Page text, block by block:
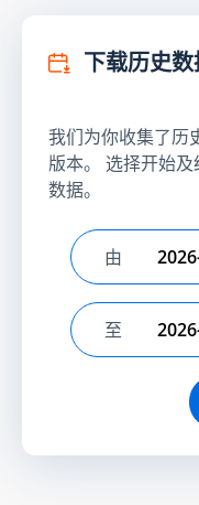
下载历史
我们为你收集了历
版本。 选择开始
数据。
选择开始日
由
选择结束日
至